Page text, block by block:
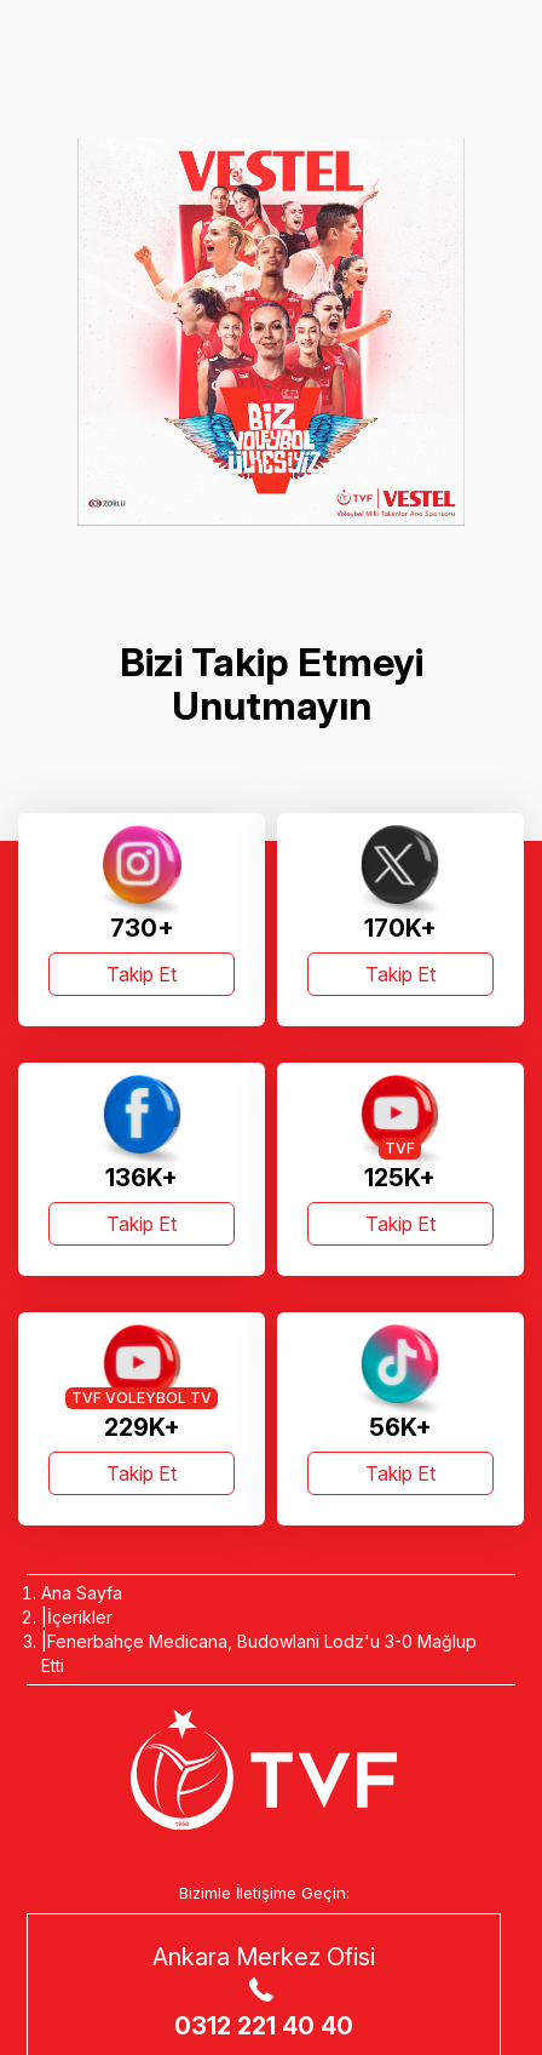
Bizi Takip Etmeyi
Unutmayın
730+
Takip Et
170K+
Takip Et
136K+
Takip Et
125K+
TVF
Takip Et
229K+
TVF VOLEYBOL TV
Takip Et
56K+
Takip Et
Ana Sayfa
İçerikler
Fenerbahçe Medicana, Budowlani Lodz'u 3-0 Mağlup
Etti
Bizimle İletişime Geçin:
Ankara Merkez Ofisi
0312 221 40 40